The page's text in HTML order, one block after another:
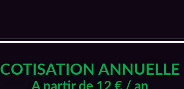
COTISATION ANNUELLE
A partir de 12 € / an